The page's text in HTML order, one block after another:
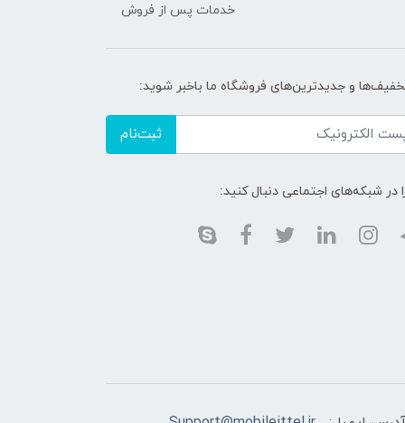
خدمات پس از فروش
و جدیدترین‌های فروشگاه ما باخبر شوید:
ثبت‌نام
در شبکه‌های اجتماعی دنبال کنید: